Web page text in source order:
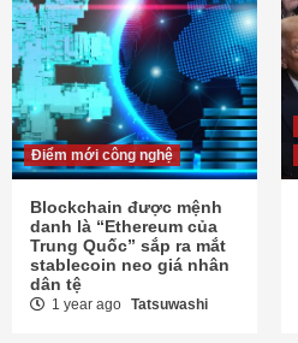
Điểm mới công nghệ
Blockchain được mệnh
danh là “Ethereum của
Trung Quốc” sắp ra mắt
stablecoin neo giá nhân
dân tệ
1 year ago Tatsuwashi